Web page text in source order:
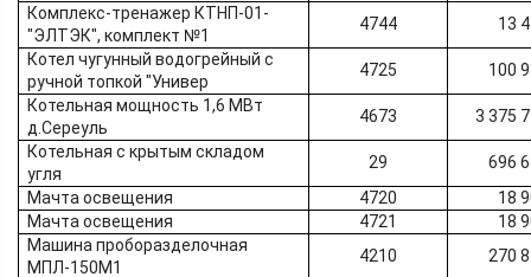
Комплекс-тренажер КТНП-01-
"ЭЛТЭК", комплект №1
4744
13
Котел чугунный водогрейный с
ручной топкой "Универ
4725
100
Котельная мощность 1,6 МВт
д.Сереуль
4673
3 375
Котельная с крытым складом
угля
29
696
Мачта освещения
4720
18
Мачта освещения
4721
18
Машина проборазделочная
МПЛ-150М1
4210
270